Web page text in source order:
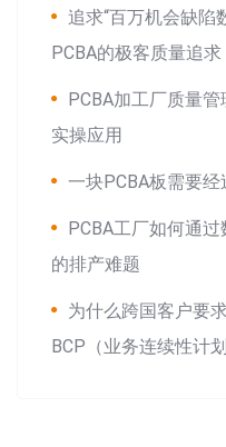
追求“百万机会缺陷
PCBA的极客质量追求
PCBA加工厂质量
实操应用
一块PCBA板需要
PCBA工厂如何通
的排产难题
为什么跨国客户要
BCP（业务连续性计